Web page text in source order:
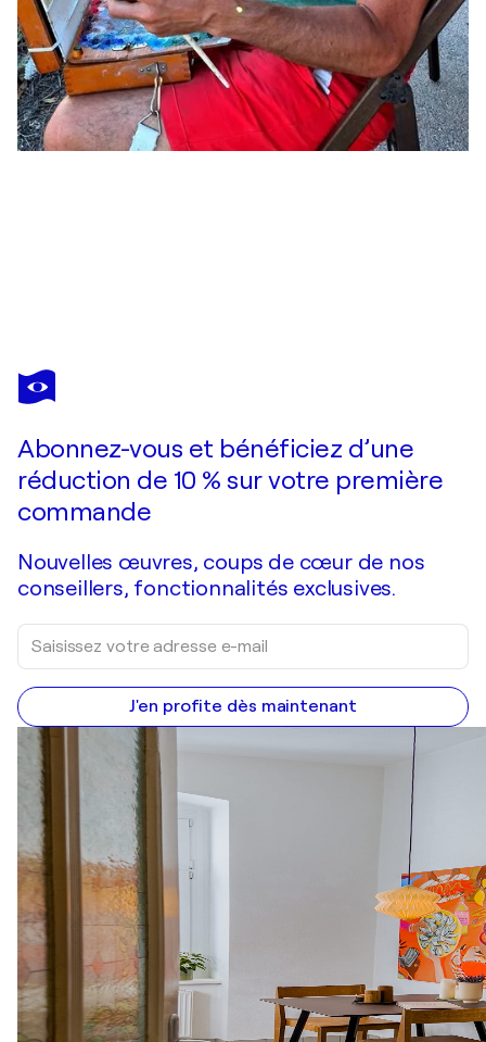
SERGUEI ZLENKO
Cala de la Zorra
Abonnez-vous et bénéficiez d’une
réduction de 10 % sur votre première
commande
Nouvelles œuvres, coups de cœur de nos
conseillers, fonctionnalités exclusives.
J'en profite dès maintenant